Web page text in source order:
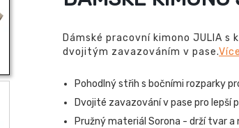
Dámské pracovní kimono JULIA
dvojitým zavazováním v pase.
Pohodlný střih s bočními rozparky
Dvojité zavazování v pase pro lepší
Pružný materiál Sorona - drží tvar a